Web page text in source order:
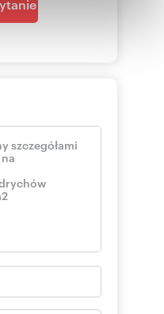
z innymi danymi